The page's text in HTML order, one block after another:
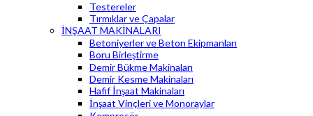
Testereler
Tırmıklar ve Çapalar
İNŞAAT MAKİNALARI
Betoniyerler ve Beton Ekipmanları
Boru Birleştirme
Demir Bükme Makinaları
Demir Kesme Makinaları
Hafif İnşaat Makinaları
İnşaat Vinçleri ve Monoraylar